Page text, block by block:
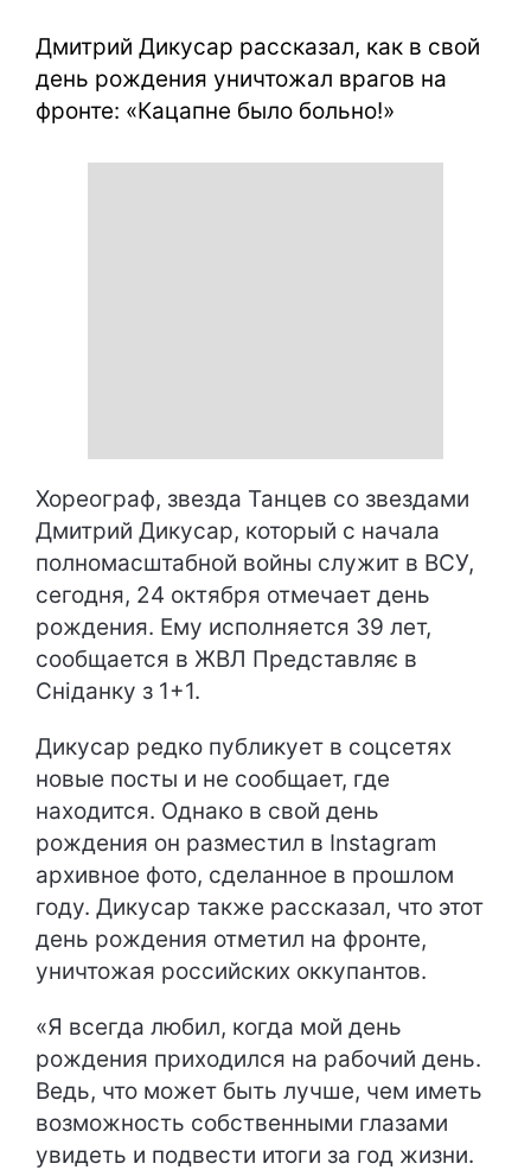
Дмитрий Дикусар рассказал, как в свой
день рождения уничтожал врагов на
фронте: «Кацапне было больно!»
Хореограф, звезда Танцев со звездами
Дмитрий Дикусар, который с начала
полномасштабной войны служит в ВСУ,
сегодня, 24 октября отмечает день
рождения. Ему исполняется 39 лет,
сообщается в ЖВЛ Представляє в
Сніданку з 1+1.
Дикусар редко публикует в соцсетях
новые посты и не сообщает, где
находится. Однако в свой день
рождения он разместил в Instagram
архивное фото, сделанное в прошлом
году. Дикусар также рассказал, что этот
день рождения отметил на фронте,
уничтожая российских оккупантов.
«Я всегда любил, когда мой день
рождения приходился на рабочий день.
Ведь, что может быть лучше, чем иметь
возможность собственными глазами
увидеть и подвести итоги за год жизни.